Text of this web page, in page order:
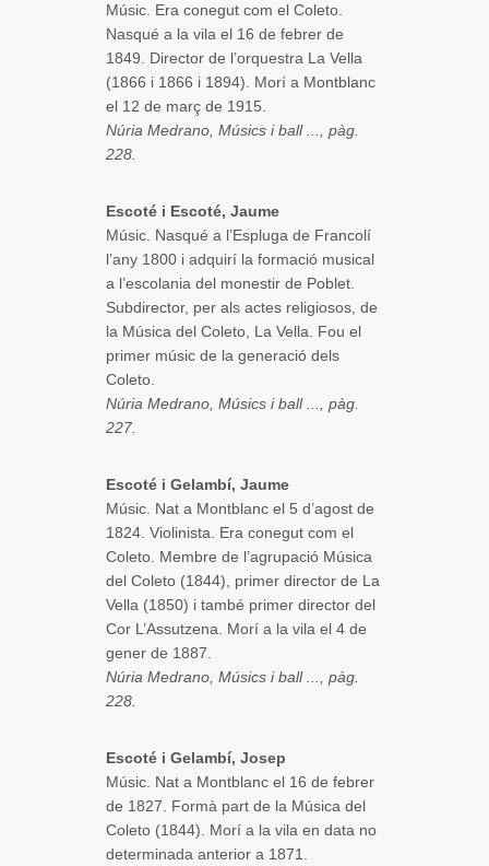
Músic. Era conegut com el Coleto.
Nasqué a la vila el 16 de febrer de
1849. Director de l’orquestra La Vella
(1866 i 1866 i 1894). Morí a Montblanc
el 12 de març de 1915.
Núria Medrano, Músics i ball ..., pàg.
228.
Escoté i Escoté, Jaume
Músic. Nasqué a l’Espluga de Francolí
l’any 1800 i adquirí la formació musical
a l’escolania del monestir de Poblet.
Subdirector, per als actes religiosos, de
la Música del Coleto, La Vella. Fou el
primer músic de la generació dels
Coleto.
Núria Medrano, Músics i ball ..., pàg.
227.
Escoté i Gelambí, Jaume
Músic. Nat a Montblanc el 5 d’agost de
1824. Violinista. Era conegut com el
Coleto. Membre de l’agrupació Música
del Coleto (1844), primer director de La
Vella (1850) i també primer director del
Cor L’Assutzena. Morí a la vila el 4 de
gener de 1887.
Núria Medrano, Músics i ball ..., pàg.
228.
Escoté i Gelambí, Josep
Músic. Nat a Montblanc el 16 de febrer
de 1827. Formà part de la Música del
Coleto (1844). Morí a la vila en data no
determinada anterior a 1871.